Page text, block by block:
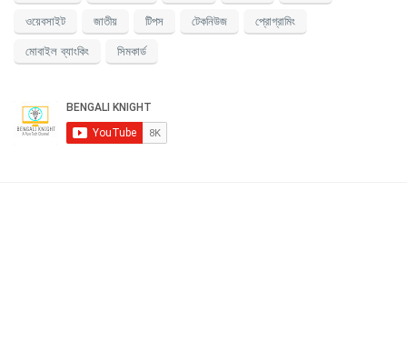
ওয়েবসাইট জাতীয় টিপস টেকনিউজ প্রোগ্রামিং
মোবাইল ব্যাংকিং সিমকার্ড